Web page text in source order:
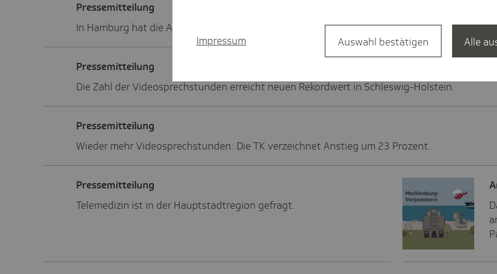
Pres­se­mit­tei­lung
In Hamburg hat die Anzahl der Videosprechstunden in 2024 wieder zugenommen.
Pres­se­mit­tei­lung
Die Zahl der Videosprechstunden erreicht neuen Rekordwert in Schleswig-Holstein.
Pres­se­mit­tei­lung
Wieder mehr Videosprechstunden: Die TK verzeichnet Anstieg um 23 Prozent.
Pres­se­mit­tei­lung
Telemedizin ist in der Hauptstadtregion gefragt.
Impressum Auswahl bestätigen Alle